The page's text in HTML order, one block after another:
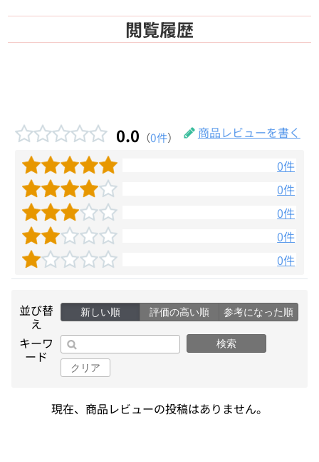
閲覧履歴
0.0 （0件）
商品レビューを書く
0件
0件
0件
0件
0件
並び替
え
新しい順 評価の高い順 参考になった順
キーワ
ード
検索
クリア
現在、商品レビューの投稿はありません。